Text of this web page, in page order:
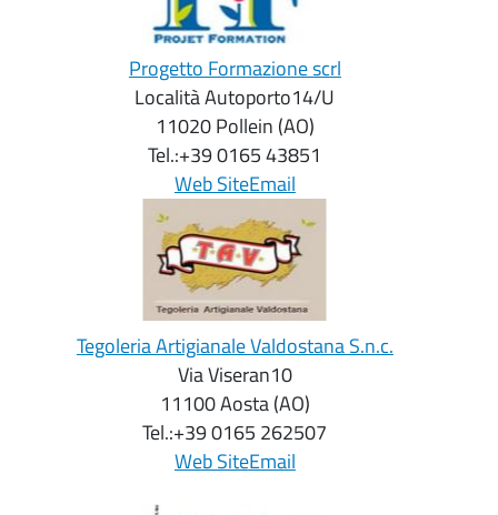
Progetto Formazione scrl
Località Autoporto14/U
11020 Pollein (AO)
Tel.:+39 0165 43851
Web SiteEmail
Tegoleria Artigianale Valdostana S.n.c.
Via Viseran10
11100 Aosta (AO)
Tel.:+39 0165 262507
Web SiteEmail